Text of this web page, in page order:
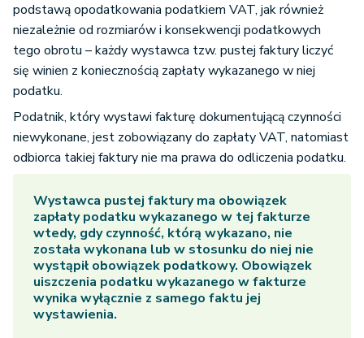
podstawą opodatkowania podatkiem VAT, jak również
niezależnie od rozmiarów i konsekwencji podatkowych
tego obrotu – każdy wystawca tzw. pustej faktury liczyć
się winien z koniecznością zapłaty wykazanego w niej
podatku.
Podatnik, który wystawi fakturę dokumentującą czynności
niewykonane, jest zobowiązany do zapłaty VAT, natomiast
odbiorca takiej faktury nie ma prawa do odliczenia podatku.
Wystawca pustej faktury ma obowiązek
zapłaty podatku wykazanego w tej fakturze
wtedy, gdy czynność, którą wykazano, nie
została wykonana lub w stosunku do niej nie
wystąpił obowiązek podatkowy. Obowiązek
uiszczenia podatku wykazanego w fakturze
wynika wyłącznie z samego faktu jej
wystawienia.